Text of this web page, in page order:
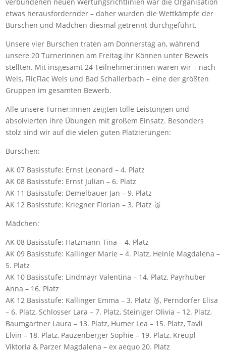
verbundenen neuen Wertungsrichtlinien war die Organisation
etwas herausfordernder – daher wurden die Wettkämpfe der
Burschen und Mädchen diesmal getrennt durchgeführt.
Unsere vier Burschen traten am Donnerstag an, während
unsere 20 Turnerinnen am Freitag ihr Können unter Beweis
stellten. Mit insgesamt 24 Teilnehmer:innen waren wir – nach
Wels, FlicFlac Wels und Bad Schallerbach – eine der größten
Gruppen im gesamten Bewerb.
Alle unsere Turner:innen zeigten tolle Leistungen und
absolvierten ihre Übungen mit großem Einsatz. Besonders
stolz sind wir auf die vielen guten Platzierungen:
Burschen:
AK 07 Basisstufe: Ernst Leonard – 4. Platz
AK 08 Basisstufe: Ernst Julian – 6. Platz
AK 11 Basisstufe: Demelbauer Jan – 9. Platz
AK 12 Basisstufe: Kriegner Florian – 3. Platz 🥉
Mädchen:
AK 08 Basisstufe: Hatzmann Tina – 4. Platz
AK 09 Basisstufe: Kallinger Marie – 4. Platz, Heinle Magdalena –
5. Platz
AK 10 Basisstufe: Lindmayr Valentina – 14. Platz, Payrhuber
Anna – 16. Platz
AK 12 Basisstufe: Kallinger Emma – 3. Platz 🥉, Perndorfer Elisa
– 6. Platz, Schlosser Lara – 7. Platz, Steiniger Olivia – 12. Platz,
Baumgartner Laura – 13. Platz, Humer Lea – 15. Platz, Tavli
Elvin – 18. Platz, Pauzenberger Sophie – 19. Platz, Kreupl
Viktoria & Parzer Magdalena – ex aequo 20. Platz